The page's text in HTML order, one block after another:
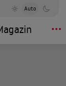
Auto